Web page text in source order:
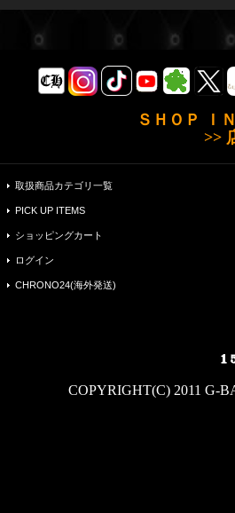
ＳＨＯＰ Ｉ
>>
取扱商品カテゴリ一覧
PICK UP ITEMS
ショッピングカート
ログイン
CHRONO24(海外発送)
COPYRIGHT(C) 2011 G-